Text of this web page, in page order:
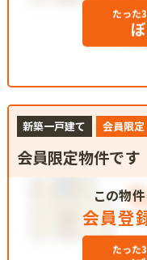
たった
新築一戸建て 会員限定
会員限定物件です
この物
会員登
たった